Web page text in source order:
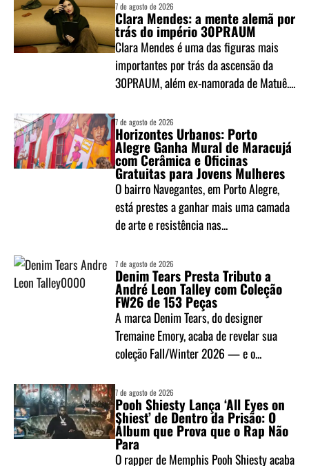
7 de agosto de 2026
Clara Mendes: a mente alemã por
trás do império 30PRAUM
Clara Mendes é uma das figuras mais
importantes por trás da ascensão da
30PRAUM, além ex-namorada de Matuê....
7 de agosto de 2026
Horizontes Urbanos: Porto
Alegre Ganha Mural de Maracujá
com Cerâmica e Oficinas
Gratuitas para Jovens Mulheres
O bairro Navegantes, em Porto Alegre,
está prestes a ganhar mais uma camada
de arte e resistência nas...
7 de agosto de 2026
Denim Tears Presta Tributo a
André Leon Talley com Coleção
FW26 de 153 Peças
A marca Denim Tears, do designer
Tremaine Emory, acaba de revelar sua
coleção Fall/Winter 2026 — e o...
7 de agosto de 2026
Pooh Shiesty Lança ‘All Eyes on
Shiest’ de Dentro da Prisão: O
Álbum que Prova que o Rap Não
Para
O rapper de Memphis Pooh Shiesty acaba